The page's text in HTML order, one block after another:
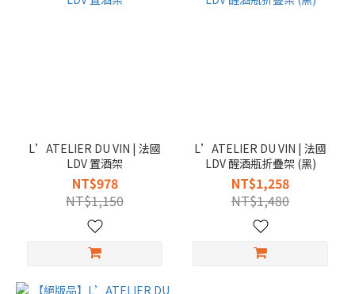
L’ATELIER DU VIN | 法國
LDV 置酒架
NT$978
NT$1,150
L’ATELIER DU VIN | 法國
LDV 醒酒瓶折疊架 (黑)
NT$1,258
NT$1,480